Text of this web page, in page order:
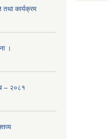
कार्यक्रम
।
– २०८१